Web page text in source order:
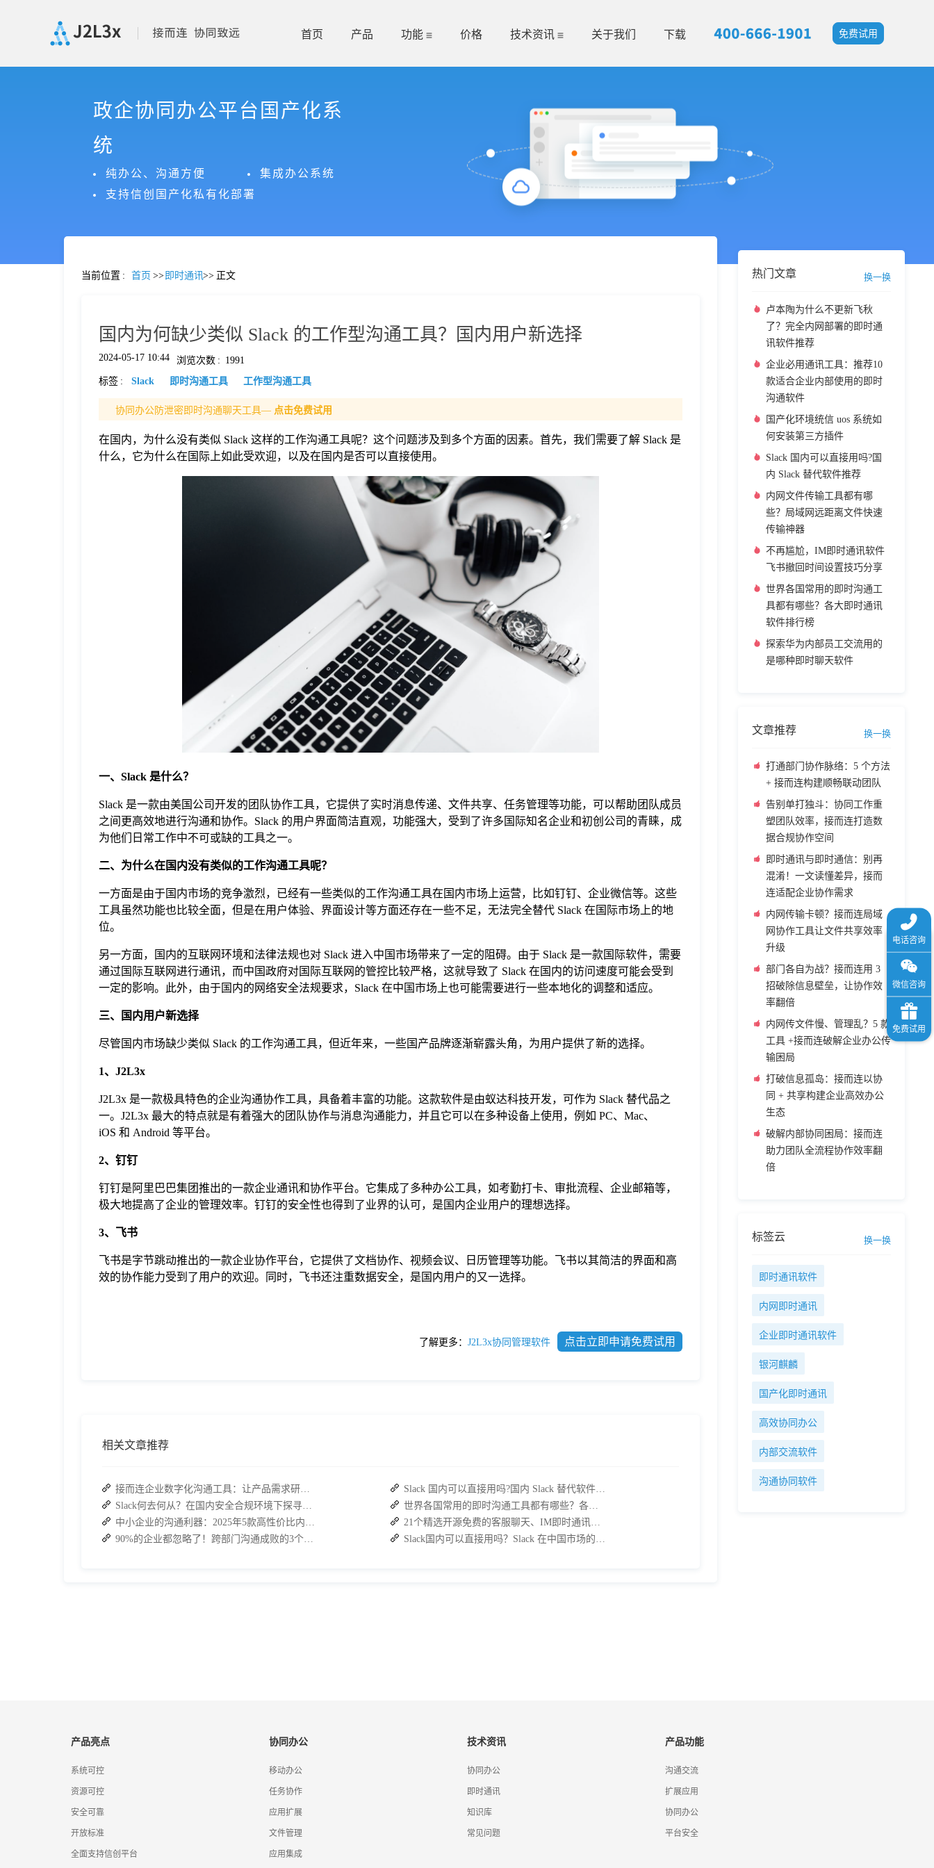
首页 产品 功能 价格 技术资讯 关于我们 下载 免费试用
政企协同办公平台国产化系
统
纯办公、沟通方便
集成办公系统
支持信创国产化私有化部署
当前位置 : 首页 >> 即时通讯>> 正文
国内为何缺少类似 Slack 的工作型沟通工具？国内用户新选择
2024-05-17 10:44 浏览次数 : 1991
标签 : Slack 即时沟通工具 工作型沟通工具
协同办公防泄密即时沟通聊天工具— 点击免费试用
在国内，为什么没有类似 Slack 这样的工作沟通工具呢？这个问题涉及到多个方面的因素。首先，我们需要了解 Slack 是
什么，它为什么在国际上如此受欢迎，以及在国内是否可以直接使用。
一、Slack 是什么？
Slack 是一款由美国公司开发的团队协作工具，它提供了实时消息传递、文件共享、任务管理等功能，可以帮助团队成员
之间更高效地进行沟通和协作。Slack 的用户界面简洁直观，功能强大，受到了许多国际知名企业和初创公司的青睐，成
为他们日常工作中不可或缺的工具之一。
二、为什么在国内没有类似的工作沟通工具呢？
一方面是由于国内市场的竞争激烈，已经有一些类似的工作沟通工具在国内市场上运营，比如钉钉、企业微信等。这些
工具虽然功能也比较全面，但是在用户体验、界面设计等方面还存在一些不足，无法完全替代 Slack 在国际市场上的地
位。
另一方面，国内的互联网环境和法律法规也对 Slack 进入中国市场带来了一定的阻碍。由于 Slack 是一款国际软件，需要
通过国际互联网进行通讯，而中国政府对国际互联网的管控比较严格，这就导致了 Slack 在国内的访问速度可能会受到
一定的影响。此外，由于国内的网络安全法规要求，Slack 在中国市场上也可能需要进行一些本地化的调整和适应。
三、国内用户新选择
尽管国内市场缺少类似 Slack 的工作沟通工具，但近年来，一些国产品牌逐渐崭露头角，为用户提供了新的选择。
1、J2L3x
J2L3x 是一款极具特色的企业沟通协作工具，具备着丰富的功能。这款软件是由蚁达科技开发，可作为 Slack 替代品之
一。J2L3x 最大的特点就是有着强大的团队协作与消息沟通能力，并且它可以在多种设备上使用，例如 PC、Mac、
iOS 和 Android 等平台。
2、钉钉
钉钉是阿里巴巴集团推出的一款企业通讯和协作平台。它集成了多种办公工具，如考勤打卡、审批流程、企业邮箱等，
极大地提高了企业的管理效率。钉钉的安全性也得到了业界的认可，是国内企业用户的理想选择。
3、飞书
飞书是字节跳动推出的一款企业协作平台，它提供了文档协作、视频会议、日历管理等功能。飞书以其简洁的界面和高
效的协作能力受到了用户的欢迎。同时，飞书还注重数据安全，是国内用户的又一选择。
了解更多： J2L3x协同管理软件 点击立即申请免费试用
相关文章推荐
接而连企业数字化沟通工具：让产品需求研讨告别 “信息迷宫”
Slack何去何从？在国内安全合规环境下探寻高效协同新方案
中小企业的沟通利器：2025年5款高性价比内部聊天软件推荐
90%的企业都忽略了！跨部门沟通成败的3个基本要素
Slack 国内可以直接用吗?国内 Slack 替代软件推荐
世界各国常用的即时沟通工具都有哪些？各大即时通讯软件排行榜
21个精选开源免费的客服聊天、IM即时通讯系统，助力企业沟通效率提升
Slack国内可以直接用吗？Slack 在中国市场的使用现状及替代方案探讨
热门文章 换一换
卢本陶为什么不更新飞秋
了？完全内网部署的即时通
讯软件推荐
企业必用通讯工具：推荐10
款适合企业内部使用的即时
沟通软件
国产化环境统信 uos 系统如
何安装第三方插件
Slack 国内可以直接用吗?国
内 Slack 替代软件推荐
内网文件传输工具都有哪
些？局域网远距离文件快速
传输神器
不再尴尬，IM即时通讯软件
飞书撤回时间设置技巧分享
世界各国常用的即时沟通工
具都有哪些？各大即时通讯
软件排行榜
探索华为内部员工交流用的
是哪种即时聊天软件
文章推荐 换一换
打通部门协作脉络：5 个方法
+ 接而连构建顺畅联动团队
告别单打独斗：协同工作重
塑团队效率，接而连打造数
据合规协作空间
即时通讯与即时通信：别再
混淆！一文读懂差异，接而
连适配企业协作需求
内网传输卡顿？接而连局域
网协作工具让文件共享效率
升级
部门各自为战？接而连用 3
招破除信息壁垒，让协作效
率翻倍
内网传文件慢、管理乱？5 款
工具 +接而连破解企业办公传
输困局
打破信息孤岛：接而连以协
同 + 共享构建企业高效办公
生态
破解内部协同困局：接而连
助力团队全流程协作效率翻
倍
标签云 换一换
即时通讯软件
内网即时通讯
企业即时通讯软件
银河麒麟
国产化即时通讯
高效协同办公
内部交流软件
沟通协同软件
产品亮点
系统可控
资源可控
安全可靠
开放标准
全面支持信创平台
协同办公
移动办公
任务协作
应用扩展
文件管理
应用集成
技术资讯
协同办公
即时通讯
知识库
常见问题
产品功能
沟通交流
扩展应用
协同办公
平台安全